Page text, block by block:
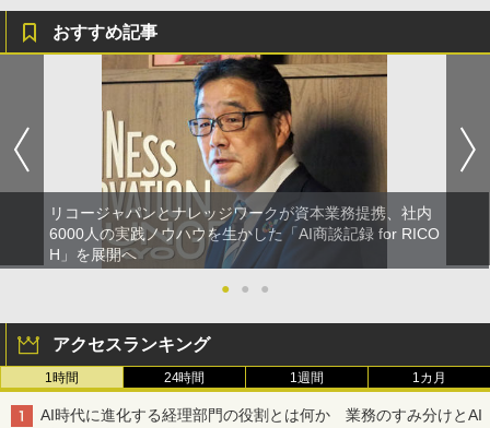
おすすめ記事
リコージャパンとナレッジワークが資本業務提携、社内
6000人の実践ノウハウを生かした「AI商談記録 for RICO
H」を展開へ
●
● ●
アクセスランキング
1時間 24時間 1週間 1カ月
AI時代に進化する経理部門の役割とは何か 業務のすみ分けとAI